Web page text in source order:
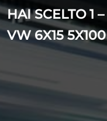
HAI SCELTO 1
VW 6X15